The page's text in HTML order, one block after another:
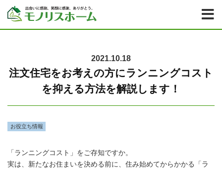
2021.10.18
注文住宅をお考えの方にランニングコスト
を抑える方法を解説します！
お役立ち情報
「ランニングコスト」をご存知ですか。
実は、新たなお住まいを決める前に、住み始めてからかかる「ラ